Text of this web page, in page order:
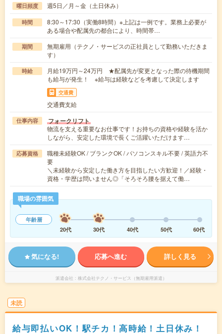
曜日頻度 週5日／月～金（土日休み）
時間
8:30～17:30（実働8時間）※上記は一例です。業務上必要が
ある場合や配属先の都合により、時間帯…
期間
無期雇用（テクノ・サービスの正社員として勤務いただきま
す）
時給
月給19万円～24万円 ★配属先が変更となった際の待機期間
も給与が発生！ ※給与は経験などを考慮して決定します
交通費
交通費支給
仕事内容 フォークリフト
物流を支える重要なお仕事です！お持ちの資格や経験を活か
しながら、安定した環境で長くご活躍いただけます…
応募資格
職種未経験OK / ブランクOK / パソコンスキル不要 / 英語力不
要
＼未経験から安定した働き方を目指したい方歓迎！／経験・
資格・学歴は問いません◎「そろそろ腰を据えて働…
職場の雰囲気
年齢層
20代
30代 40代 50代 60代
気になる! 応募へ進む 詳しく見る
派遣会社 株式会社テクノ・サービス（無期雇用派遣）
未読
給与即払いOK！駅チカ！高時給！土日休み！